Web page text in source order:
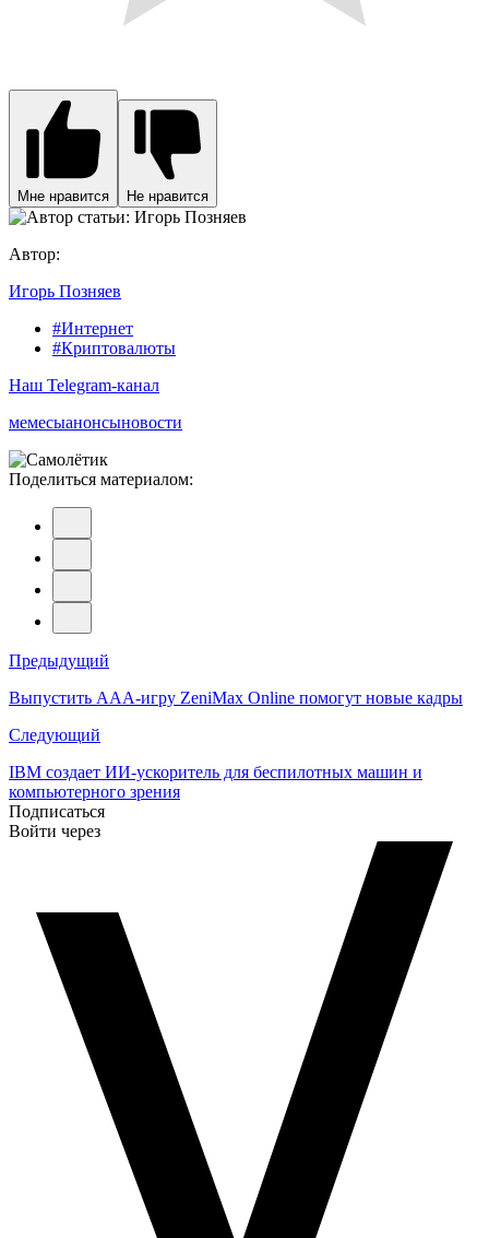
Мне нравится Не нравится
Автор:
Игорь Позняев
#Интернет
#Криптовалюты
Наш Telegram-канал
мемесыанонсыновости
Поделиться материалом:
Навигация
по
записям
Предыдущий
Выпустить AAA-игру ZeniMax Online помогут новые кадры
Следующий
IBM создает ИИ-ускоритель для беспилотных машин и
компьютерного зрения
Подписаться
Войти через